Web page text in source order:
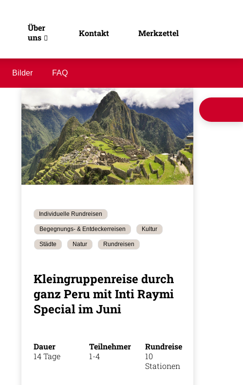
Über
uns
Kontakt Merkzettel
Bilder FAQ
Individuelle Rundreisen
Begegnungs- & Entdeckerreisen Kultur
Städte Natur Rundreisen
Kleingruppenreise durch
ganz Peru mit Inti Raymi
Special im Juni
Dauer
14 Tage
Teilnehmer
1-4
Rundreise
10
Stationen